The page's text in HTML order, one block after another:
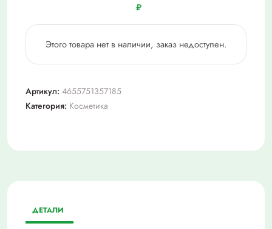
₽
Этого товара нет в наличии, заказ недоступен.
Артикул: 4655751357185
Категория: Косметика
ДЕТАЛИ